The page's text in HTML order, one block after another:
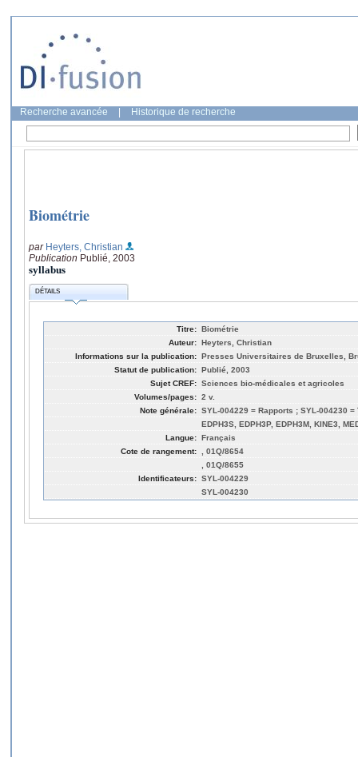
Recherche avancée Historique de recherche
Biométrie
par Heyters, Christian
Publication Publié, 2003
syllabus
DÉTAILS
Titre: Biométrie
Auteur: Heyters, Christian
Informations sur la publication: Presses Universitaires de Bruxelles,
Statut de publication: Publié, 2003
Sujet CREF: Sciences bio-médicales et agricoles
Volumes/pages: 2 v.
Note générale: SYL-004229 = Rapports ; SYL-004230
EDPH3S, EDPH3P, EDPH3M, KINE3,
Langue: Français
Cote de rangement:
, 01Q/8654
, 01Q/8655
Identificateurs: SYL-004229
SYL-004230